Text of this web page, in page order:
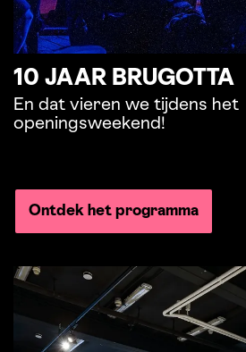
10 JAAR BRUGOTTA
En dat vieren we tijdens het
openingsweekend!
Ontdek het programma